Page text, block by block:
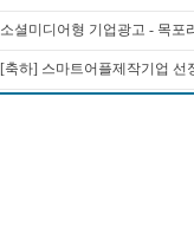
소셜미디어형 기업광고 - 목포
[축하] 스마트어플제작기업 선